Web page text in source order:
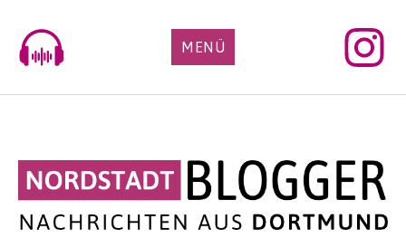
content
MENÜ